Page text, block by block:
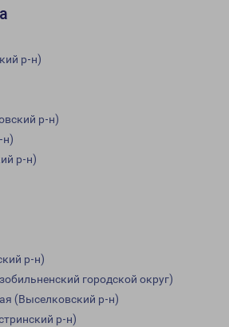
р-н)
р-н)
н)
р-н)
р-н)
городской округ)
(Выселковский р-н)
р-н)